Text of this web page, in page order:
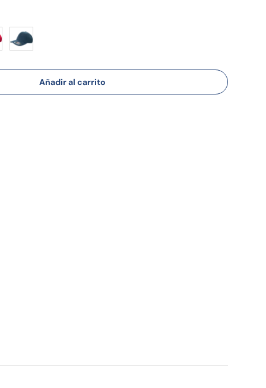
Azul Marino
Añadir al carrito